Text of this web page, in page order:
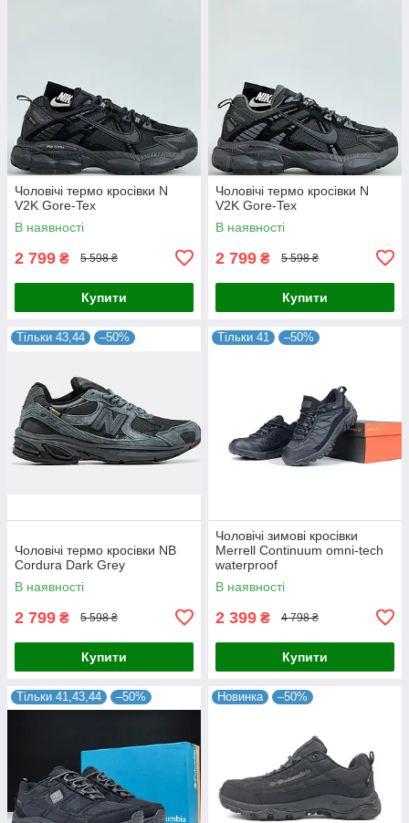
Чоловічі термо кросівки N
V2K Gore-Tex
В наявності
2 799 ₴ 5 598 ₴
Купити
Чоловічі термо кросівки N
V2K Gore-Tex
В наявності
2 799 ₴ 5 598 ₴
Купити
Тільки 43,44 –50%
Чоловічі термо кросівки NB
Cordura Dark Grey
В наявності
2 799 ₴ 5 598 ₴
Купити
Тільки 41 –50%
Чоловічі зимові кросівки
Merrell Continuum omni-tech
waterproof
В наявності
2 399 ₴ 4 798 ₴
Купити
Тільки 41,43,44 –50% Новинка –50%